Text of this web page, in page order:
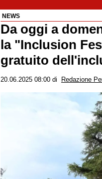
NEWS
Da oggi a
la "Inclusion
gratuito
20.06.2025 08:00 di Redazione